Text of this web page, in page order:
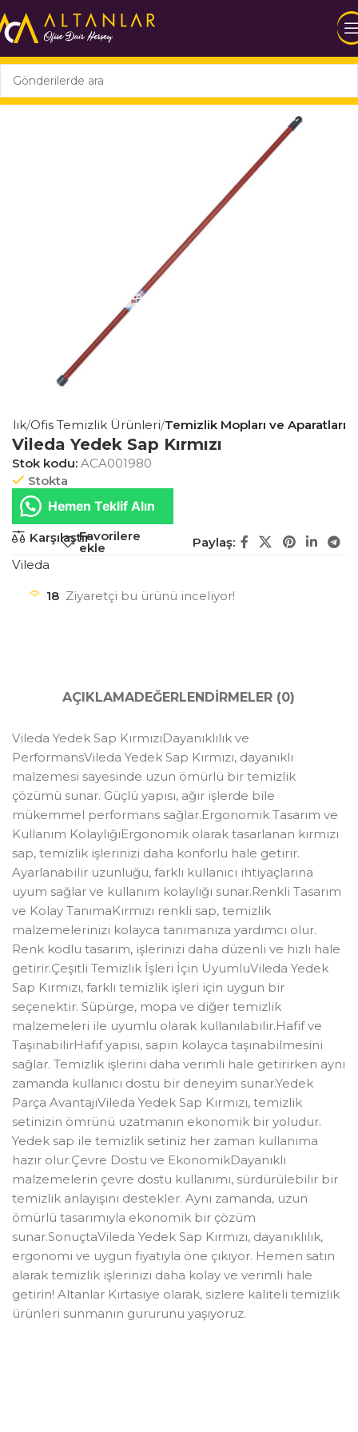
Ofis Temizlik Ürünleri Temizlik Mopları ve Aparatları
Vileda Yedek Sap Kırmızı
Stok kodu: ACA001980
Stokta
Hemen Teklif Alın
KarşılaştırFavorilere
ekle
Paylaş:
Vileda
18 Ziyaretçi bu ürünü inceliyor!
AÇIKLAMADEĞERLENDIRMELER (0)
Vileda Yedek Sap KırmızıDayanıklılık ve
PerformansVileda Yedek Sap Kırmızı, dayanıklı
malzemesi sayesinde uzun ömürlü bir temizlik
çözümü sunar. Güçlü yapısı, ağır işlerde bile
mükemmel performans sağlar.Ergonomik Tasarım ve
Kullanım KolaylığıErgonomik olarak tasarlanan kırmızı
sap, temizlik işlerinizi daha konforlu hale getirir.
Ayarlanabilir uzunluğu, farklı kullanıcı ihtiyaçlarına
uyum sağlar ve kullanım kolaylığı sunar.Renkli Tasarım
ve Kolay TanımaKırmızı renkli sap, temizlik
malzemelerinizi kolayca tanımanıza yardımcı olur.
Renk kodlu tasarım, işlerinizi daha düzenli ve hızlı hale
getirir.Çeşitli Temizlik İşleri İçin UyumluVileda Yedek
Sap Kırmızı, farklı temizlik işleri için uygun bir
seçenektir. Süpürge, mopa ve diğer temizlik
malzemeleri ile uyumlu olarak kullanılabilir.Hafif ve
TaşınabilirHafif yapısı, sapın kolayca taşınabilmesini
sağlar. Temizlik işlerini daha verimli hale getirirken aynı
zamanda kullanıcı dostu bir deneyim sunar.Yedek
Parça AvantajıVileda Yedek Sap Kırmızı, temizlik
setinizin ömrünü uzatmanın ekonomik bir yoludur.
Yedek sap ile temizlik setiniz her zaman kullanıma
hazır olur.Çevre Dostu ve EkonomikDayanıklı
malzemelerin çevre dostu kullanımı, sürdürülebilir bir
temizlik anlayışını destekler. Aynı zamanda, uzun
ömürlü tasarımıyla ekonomik bir çözüm
sunar.SonuçtaVileda Yedek Sap Kırmızı, dayanıklılık,
ergonomi ve uygun fiyatıyla öne çıkıyor. Hemen satın
alarak temizlik işlerinizi daha kolay ve verimli hale
getirin! Altanlar Kırtasiye olarak, sizlere kaliteli temizlik
ürünleri sunmanın gururunu yaşıyoruz.